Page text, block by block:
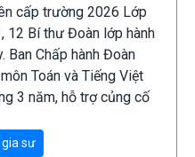
cấp trường 2026 Lớp
12 Bí thư Đoàn lớp hành
Ban Chấp hành Đoàn
Toán và Tiếng Việt
3 năm, hỗ trợ củng cố
sư